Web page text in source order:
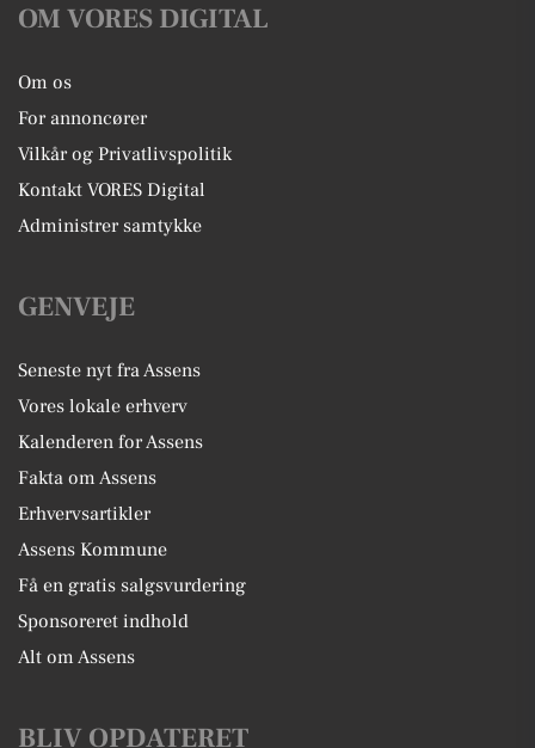
OM VORES DIGITAL
Om os
For annoncører
Vilkår og Privatlivspolitik
Kontakt VORES Digital
Administrer samtykke
GENVEJE
Seneste nyt fra Assens
Vores lokale erhverv
Kalenderen for Assens
Fakta om Assens
Erhvervsartikler
Assens Kommune
Få en gratis salgsvurdering
Sponsoreret indhold
Alt om Assens
BLIV OPDATERET